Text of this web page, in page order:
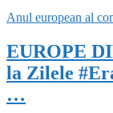
Anul european al
EUROPE
la Zilele
…